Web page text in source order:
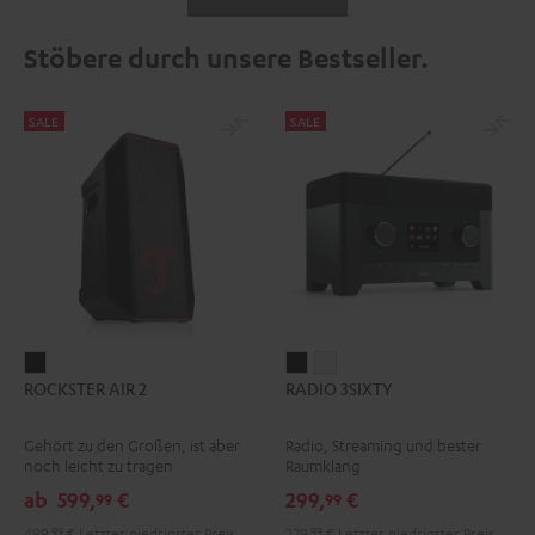
Stöbere durch unsere Bestseller.
AIR
Schwarz
ROCKSTER AIR 2
Gehört zu den Großen, ist aber
noch leicht zu tragen
SALE
ab 599,99 €
3SIXTY3SIXTY
RADIO 3SIXTY
Radio, Streaming und bester
Raumklang
SALE
299,99 €